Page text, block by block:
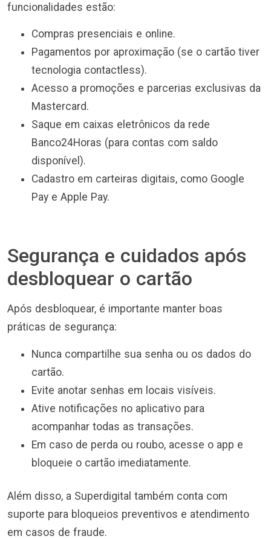
funcionalidades estão:
Compras presenciais e online.
Pagamentos por aproximação (se o cartão tiver
tecnologia contactless).
Acesso a promoções e parcerias exclusivas da
Mastercard.
Saque em caixas eletrônicos da rede
Banco24Horas (para contas com saldo
disponível).
Cadastro em carteiras digitais, como Google
Pay e Apple Pay.
Segurança e cuidados após
desbloquear o cartão
Após desbloquear, é importante manter boas
práticas de segurança:
Nunca compartilhe sua senha ou os dados do
cartão.
Evite anotar senhas em locais visíveis.
Ative notificações no aplicativo para
acompanhar todas as transações.
Em caso de perda ou roubo, acesse o app e
bloqueie o cartão imediatamente.
Além disso, a Superdigital também conta com
suporte para bloqueios preventivos e atendimento
em casos de fraude.